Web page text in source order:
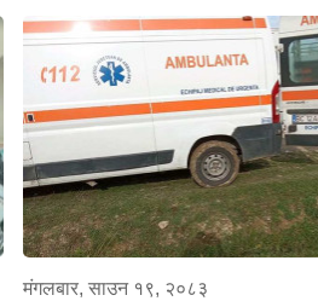
मंगलबार, साउन १९, २०८३